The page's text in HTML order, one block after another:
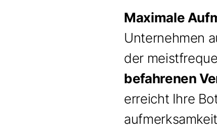
Maximale
Unternehmen
der
befahrenen
erreicht Ihre